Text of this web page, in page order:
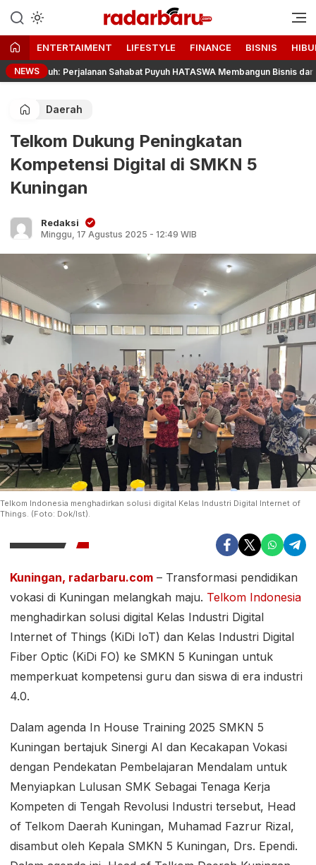
radarbaru.com
Informasi Berita Terbaru dan
Terkini Hari Ini
ENTERTAIMENT LIFESTYLE FINANCE BISNIS
NEWSPerjalanan Sahabat Puyuh HATASWA Membangun Bisnis dari Bawah
Daerah
Telkom Dukung Peningkatan
Kompetensi Digital di SMKN 5
Kuningan
Redaksi
Minggu, 17 Agustus 2025 - 12:49 WIB
Telkom Indonesia menghadirkan solusi digital Kelas Industri Digital Internet of
Things. (Foto: Dok/Ist).
Kuningan, radarbaru.com – Transformasi pendidikan
vokasi di Kuningan melangkah maju. Telkom Indonesia
menghadirkan solusi digital Kelas Industri Digital
Internet of Things (KiDi IoT) dan Kelas Industri Digital
Fiber Optic (KiDi FO) ke SMKN 5 Kuningan untuk
memperkuat kompetensi guru dan siswa di era industri
4.0.
Dalam agenda In House Training 2025 SMKN 5
Kuningan bertajuk Sinergi AI dan Kecakapan Vokasi
dengan Pendekatan Pembelajaran Mendalam untuk
Menyiapkan Lulusan SMK Sebagai Tenaga Kerja
Kompeten di Tengah Revolusi Industri tersebut, Head
of Telkom Daerah Kuningan, Muhamad Fazrur Rizal,
disambut oleh Kepala SMKN 5 Kuningan, Drs. Ependi.